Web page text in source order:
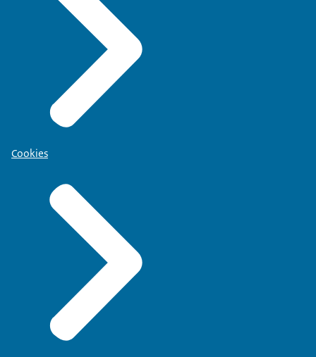
Cookies